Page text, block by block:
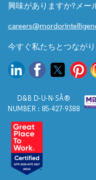
興味がありますか?メー
今すぐ私たちとつなが
D&B D-U-N-SÂ®
NUMBER : 85-427-9388